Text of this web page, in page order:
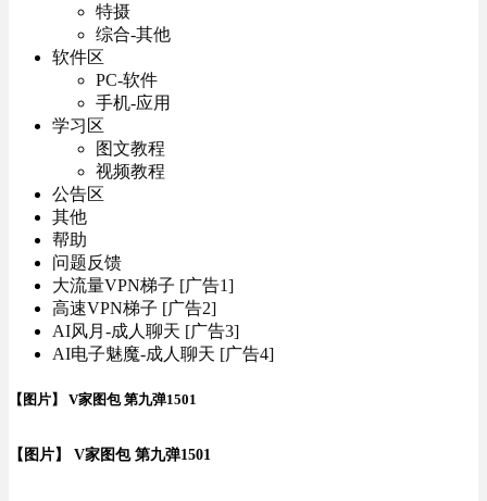
特摄
综合-其他
软件区
PC-软件
手机-应用
学习区
图文教程
视频教程
公告区
其他
帮助
问题反馈
大流量VPN梯子 [广告1]
高速VPN梯子 [广告2]
AI风月-成人聊天 [广告3]
AI电子魅魔-成人聊天 [广告4]
【图片】 V家图包 第九弹1501
【图片】 V家图包 第九弹1501